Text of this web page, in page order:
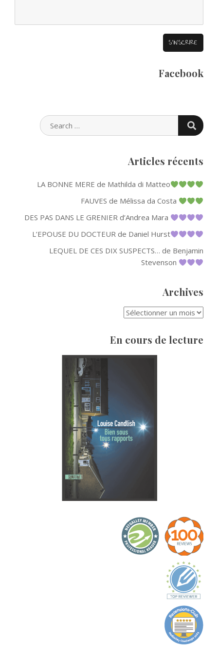
Facebook
SEARCH
FOR:
Articles récents
LA BONNE MERE de Mathilda di Matteo
FAUVES de Mélissa da Costa
DES PAS DANS LE GRENIER d’Andrea Mara
L’EPOUSE DU DOCTEUR de Daniel Hurst
LEQUEL DE CES DIX SUSPECTS… de Benjamin
Stevenson
Archives
En cours de lecture